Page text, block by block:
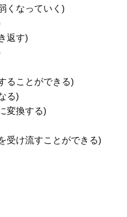
くなっていく)
返す)
ることができる)
る)
変換する)
受け流すことができる)